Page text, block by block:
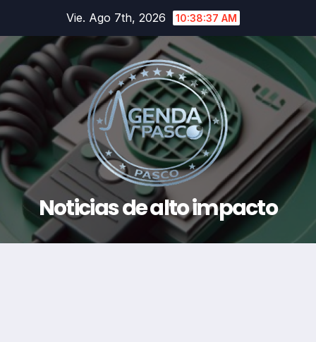
contenido
Vie. Ago 7th, 2026 10:38:37 AM
Noticias de alto impacto